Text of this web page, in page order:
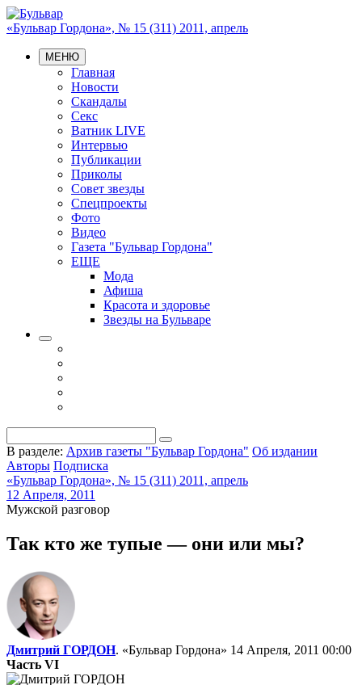
«Бульвар Гордона», № 15 (311) 2011, апрель
МЕНЮ
Главная
Новости
Скандалы
Секс
Ватник LIVE
Интервью
Публикации
Приколы
Совет звезды
Спецпроекты
Фото
Видео
Газета "Бульвар Гордона"
ЕЩЕ
Мода
Афиша
Красота и здоровье
Звезды на Бульваре
В разделе: Архив газеты "Бульвар Гордона" Об издании
Авторы Подписка
«Бульвар Гордона», № 15 (311) 2011, апрель
12 Апреля, 2011
Мужской разговор
Так кто же тупые — они или мы?
Дмитрий ГОРДОН. «Бульвар Гордона» 14 Апреля, 2011 00:00
Часть VI